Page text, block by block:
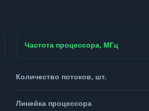
Частота процессора, МГц
Количество потоков, шт.
Линейка процессора